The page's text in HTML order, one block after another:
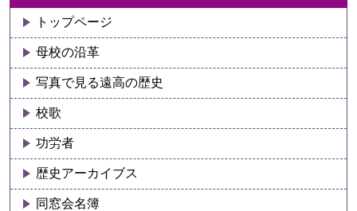
トップページ
母校の沿革
写真で見る遠高の歴史
校歌
功労者
歴史アーカイブス
同窓会名簿